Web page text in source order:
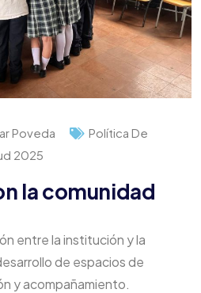
Poveda
Política De
2025
la comunidad
entre la institución y la
de espacios de
y acompañamiento.